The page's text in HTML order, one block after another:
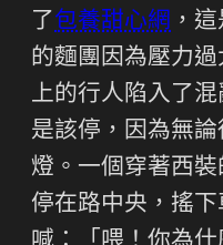
了 包養甜心網 ，
的麵團因為壓力
上的行人陷入了
是該停，因為無
燈。一個穿著西
停在路中央，搖